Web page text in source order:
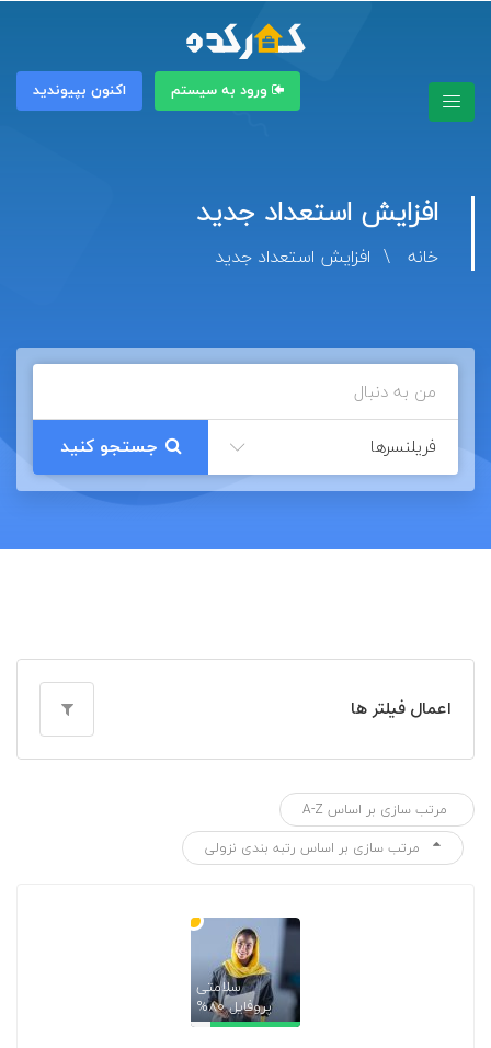
ورود به سیستم اکنون بپیوندید
افزایش استعداد جدید
خانه افزایش استعداد جدید
فریلنسرها جستجو کنید
اعمال فیلتر ها
مرتب سازی بر اساس A-Z
مرتب سازی بر اساس رتبه بندی نزولی
سلامتی
پروفایل80%